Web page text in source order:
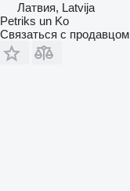
Латвия, Latvija
Petriks un Ko
Связаться с продавцом